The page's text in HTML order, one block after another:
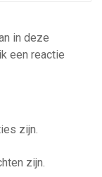
in deze
een reactie
zijn.
zijn.